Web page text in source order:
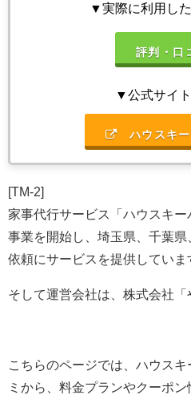
▼実際に利用し
評判・口
▼公式サイ
ハウスキ
[TM-2]
家事代行サービス「ハウスキ
事業を開始し、埼玉県、千葉
依頼にサービスを提供していま
そして運営会社は、株式会社「
こちらのページでは、ハウス
ミから、料金プランやクーポ